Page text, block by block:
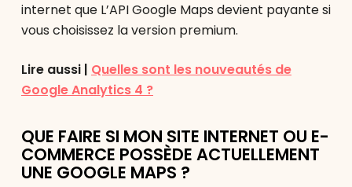
internet que L’API Google Maps devient payante si
vous choisissez la version premium.
Lire aussi | Quelles sont les nouveautés de
Google Analytics 4 ?
QUE FAIRE SI MON SITE INTERNET OU E-
COMMERCE POSSÈDE ACTUELLEMENT
UNE GOOGLE MAPS ?